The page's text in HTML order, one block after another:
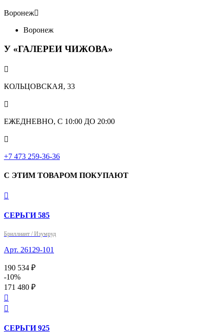
Воронеж
Воронеж
У «ГАЛЕРЕИ ЧИЖОВА»

КОЛЬЦОВСКАЯ, 33

ЕЖЕДНЕВНО, С 10:00 ДО 20:00

‎+7 473 259-36-36
С ЭТИМ ТОВАРОМ ПОКУПАЮТ

СЕРЬГИ 585
Бриллиант / Изумруд
Арт. 26129-101
190 534 ₽
-10%
171 480 ₽


СЕРЬГИ 925